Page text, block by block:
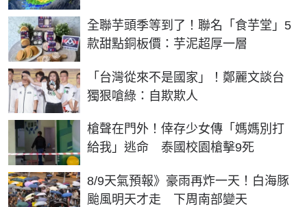
全聯芋頭季等到了！聯名「食芋堂」5
款甜點銅板價：芋泥超厚一層
「台灣從來不是國家」！鄭麗文談台
獨狠嗆綠：自欺欺人
槍聲在門外！倖存少女傳「媽媽別打
給我」逃命 泰國校園槍擊9死
8/9天氣預報》豪雨再炸一天！白海豚
颱風明天才走 下周南部變天